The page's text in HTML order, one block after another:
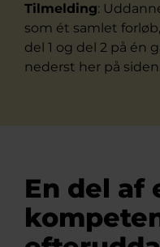
Tilmelding:
som ét samlet
del 1 og del 2 på én
nederst her på siden.
En del af